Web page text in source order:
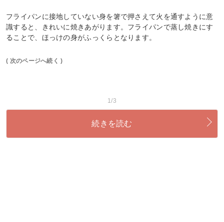
フライパンに接地していない身を箸で押さえて火を通すように意
識すると、きれいに焼きあがります。フライパンで蒸し焼きにす
ることで、ほっけの身がふっくらとなります。
( 次のページへ続く )
1/3
続きを読む